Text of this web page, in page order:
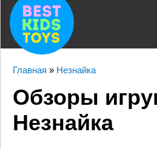
Главная » Незнайка
Обзоры
Незнайка